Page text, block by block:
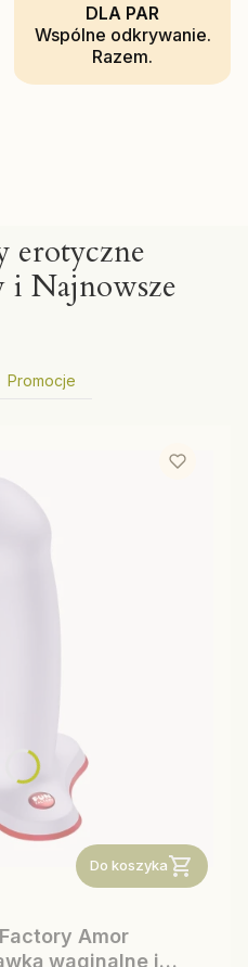
DLA PAR
Wspólne odkrywanie.
Razem.
erotyczne
i Najnowsze
Promocje
Do koszyka
Amor
waginalne i